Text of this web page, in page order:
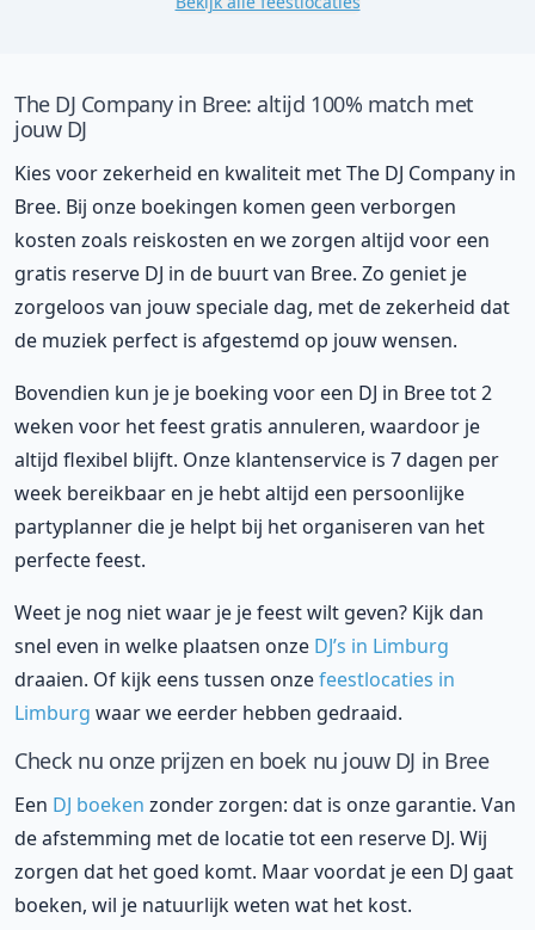
The DJ Company in Bree: altijd 100% match met
jouw DJ
Kies voor zekerheid en kwaliteit met The DJ Company in
Bree. Bij onze boekingen komen geen verborgen
kosten zoals reiskosten en we zorgen altijd voor een
gratis reserve DJ in de buurt van Bree. Zo geniet je
zorgeloos van jouw speciale dag, met de zekerheid dat
de muziek perfect is afgestemd op jouw wensen.
Bovendien kun je je boeking voor een DJ in Bree tot 2
weken voor het feest gratis annuleren, waardoor je
altijd flexibel blijft. Onze klantenservice is 7 dagen per
week bereikbaar en je hebt altijd een persoonlijke
partyplanner die je helpt bij het organiseren van het
perfecte feest.
Weet je nog niet waar je je feest wilt geven? Kijk dan
snel even in welke plaatsen onze DJ’s in Limburg
draaien. Of kijk eens tussen onzefeestlocaties in
Limburg waar we eerder hebben gedraaid.
Check nu onze prijzen en boek nu jouw DJ in Bree
Een DJ boeken zonder zorgen: dat is onze garantie. Van
de afstemming met de locatie tot een reserve DJ. Wij
zorgen dat het goed komt. Maar voordat je een DJ gaat
boeken, wil je natuurlijk weten wat het kost.